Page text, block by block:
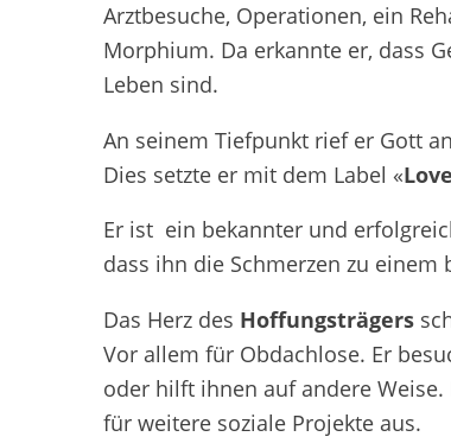
Arztbesuche, Operationen, ein
Morphium. Da erkannte er, dass
Leben sind.
An seinem Tiefpunkt rief er Gott
Dies setzte er mit dem Label «
Er ist ein bekannter und
dass ihn die Schmerzen zu
Das Herz des Hoffungsträgers
Vor allem für Obdachlose. Er
oder hilft ihnen auf andere
für weitere soziale Projekte aus.